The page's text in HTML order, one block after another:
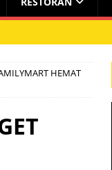
HEMAT